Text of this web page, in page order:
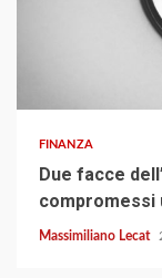
FINANZA
Due facce
compromessi
Massimiliano Lecat